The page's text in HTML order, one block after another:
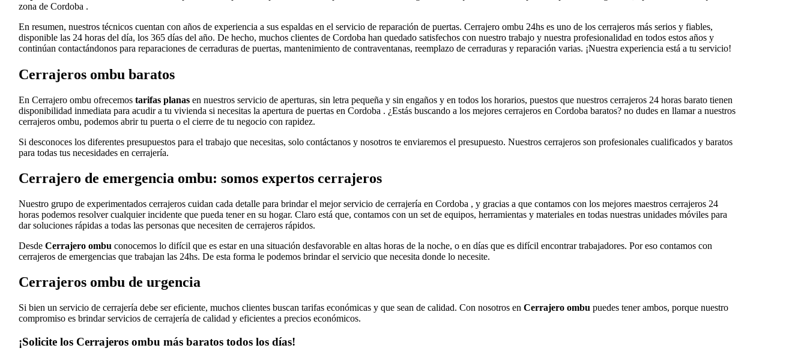
zona de Cordoba .
En resumen, nuestros técnicos cuentan con años de experiencia a sus espaldas en el servicio de reparación de puertas. Cerrajero ombu 24hs es uno de los cerrajeros más serios y fiables,
disponible las 24 horas del día, los 365 días del año. De hecho, muchos clientes de Cordoba han quedado satisfechos con nuestro trabajo y nuestra profesionalidad en todos estos años y
continúan contactándonos para reparaciones de cerraduras de puertas, mantenimiento de contraventanas, reemplazo de cerraduras y reparación varias. ¡Nuestra experiencia está a tu servicio!
Cerrajeros ombu baratos
En Cerrajero ombu ofrecemos tarifas planas en nuestros servicio de aperturas, sin letra pequeña y sin engaños y en todos los horarios, puestos que nuestros cerrajeros 24 horas barato tienen
disponibilidad inmediata para acudir a tu vivienda si necesitas la apertura de puertas en Cordoba . ¿Estás buscando a los mejores cerrajeros en Cordoba baratos? no dudes en llamar a nuestros
cerrajeros ombu, podemos abrir tu puerta o el cierre de tu negocio con rapidez.
Si desconoces los diferentes presupuestos para el trabajo que necesitas, solo contáctanos y nosotros te enviaremos el presupuesto. Nuestros cerrajeros son profesionales cualificados y baratos
para todas tus necesidades en cerrajería.
Cerrajero de emergencia ombu: somos expertos cerrajeros
Nuestro grupo de experimentados cerrajeros cuidan cada detalle para brindar el mejor servicio de cerrajería en Cordoba , y gracias a que contamos con los mejores maestros cerrajeros 24
horas podemos resolver cualquier incidente que pueda tener en su hogar. Claro está que, contamos con un set de equipos, herramientas y materiales en todas nuestras unidades móviles para
dar soluciones rápidas a todas las personas que necesiten de cerrajeros rápidos.
DesdeCerrajero ombuconocemos lo difícil que es estar en una situación desfavorable en altas horas de la noche, o en días que es difícil encontrar trabajadores. Por eso contamos con
cerrajeros de emergencias que trabajan las 24hs. De esta forma le podemos brindar el servicio que necesita donde lo necesite.
Cerrajeros ombu de urgencia
Si bien un servicio de cerrajería debe ser eficiente, muchos clientes buscan tarifas económicas y que sean de calidad. Con nosotros enCerrajero ombupuedes tener ambos, porque nuestro
compromiso es brindar servicios de cerrajería de calidad y eficientes a precios económicos.
¡Solicite los Cerrajeros ombu más baratos todos los días!